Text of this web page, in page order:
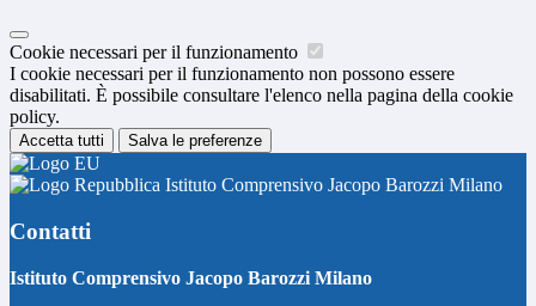
Cookie necessari per il funzionamento
I cookie necessari per il funzionamento non possono essere
disabilitati. È possibile consultare l'elenco nella pagina della cookie
policy.
Accetta tutti Salva le preferenze
Istituto Comprensivo Jacopo Barozzi Milano
Contatti
Istituto Comprensivo Jacopo Barozzi Milano